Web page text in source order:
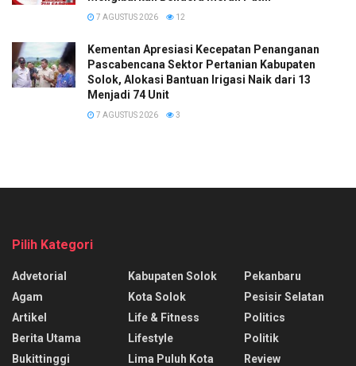
7 AGUSTUS 2026 12
Kementan Apresiasi Kecepatan Penanganan
Pascabencana Sektor Pertanian Kabupaten
Solok, Alokasi Bantuan Irigasi Naik dari 13
Menjadi 74 Unit
7 AGUSTUS 2026 3
Pilih Kategori
Advetorial
Agam
Artikel
Berita Utama
Bukittinggi
Kabupaten Solok
Kota Solok
Life & Fitness
Lifestyle
Lima Puluh Kota
Pekanbaru
Pesisir Selatan
Politics
Politik
Review